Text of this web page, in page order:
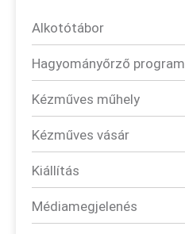
Alkotótábor
Hagyományőrző program
Kézműves műhely
Kézműves vásár
Kiállítás
Médiamegjelenés